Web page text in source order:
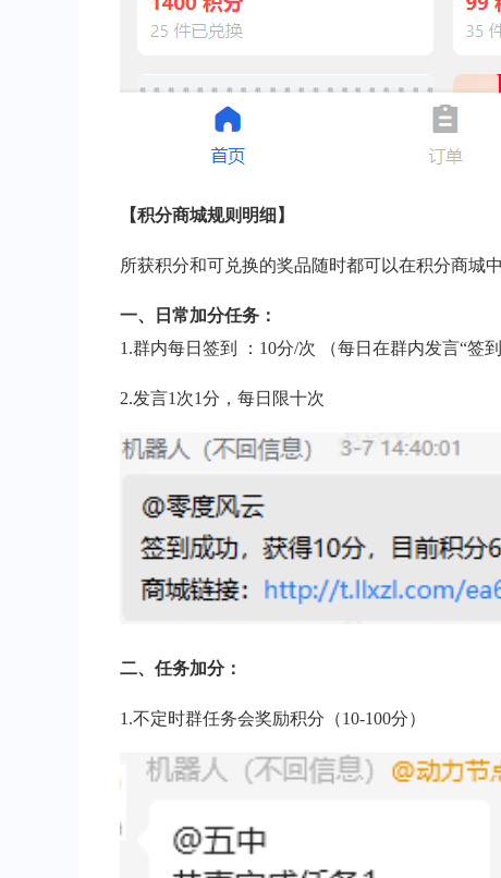
【积分商城规则明细】
所获积分和可兑换的奖品随时都可以在积分商城
一、日常加分任务：
1.群内每日签到 ：10分/次 （每日在群内发言“签
2.发言1次1分，每日限十次
二、任务加分：
1.不定时群任务会奖励积分（10-100分）